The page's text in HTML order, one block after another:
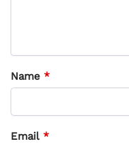
Name *
Email *